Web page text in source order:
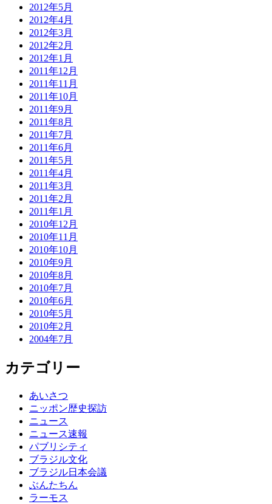
2012年5月
2012年4月
2012年3月
2012年2月
2012年1月
2011年12月
2011年11月
2011年10月
2011年9月
2011年8月
2011年7月
2011年6月
2011年5月
2011年4月
2011年3月
2011年2月
2011年1月
2010年12月
2010年11月
2010年10月
2010年9月
2010年8月
2010年7月
2010年6月
2010年5月
2010年2月
2004年7月
カテゴリー
あいさつ
ニッポン歴史探訪
ニュース
ニュース速報
パブリシティ
ブラジル文化
ブラジル日本会議
ぶんたちん
ラーモス